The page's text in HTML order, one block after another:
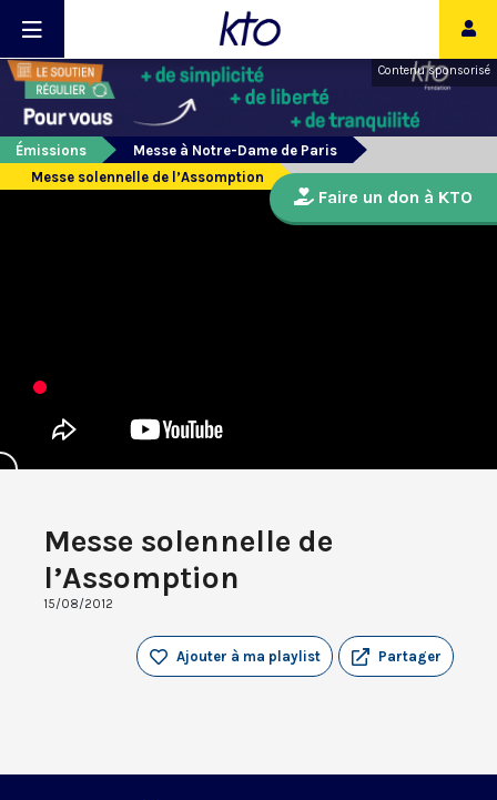
Contenu sponsorisé
Émissions
Messe à Notre-Dame de Paris
Messe solennelle de l’Assomption
Messe solennelle de
l’Assomption
15/08/2012
Partager
Ajouter à ma playlist
Faire un don à KTO